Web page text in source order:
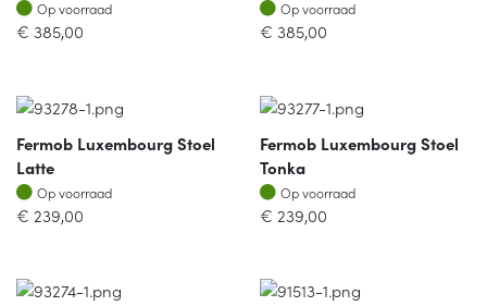
Op voorraad
Op voorraad
€ 385,00
Op voorraad
Op voorraad
€ 385,00
Fermob Luxembourg Stoel
Latte
Op voorraad
Op voorraad
€ 239,00
Fermob Luxembourg Stoel
Tonka
Op voorraad
Op voorraad
€ 239,00